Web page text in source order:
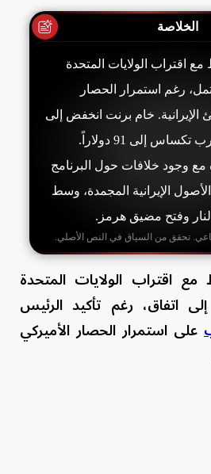
الخلاصة
اقتراب الولايات المتحدة
رغم استمرار الحصار
الإيرانية. خام برنت انخفض إلى
97.10 دولار، وخام غرب تكساس إلى 91 دولاراً.
وجود خلافات حول البرنامج
الإيرانية المجمدة، وسط
وفتح مضيق هرمز.
تحقق من السياق في النص الأصلي.
اقتراب الولايات المتحدة
اتفاق، رغم تأكيد الرئيس
على استمرار الحصار الأميركي